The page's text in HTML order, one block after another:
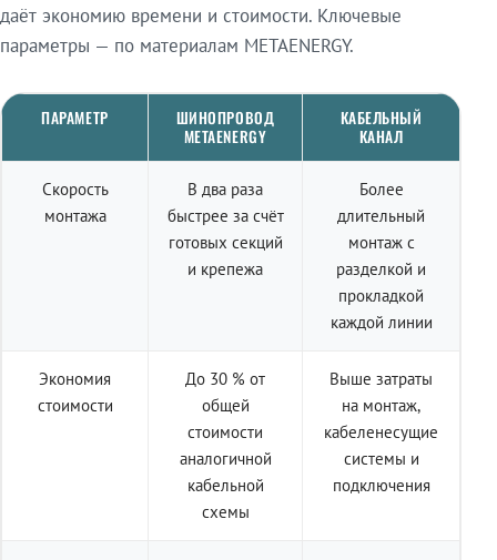
даёт экономию времени и стоимости. Ключевые
параметры — по материалам METAENERGY.
ПАРАМЕТР
ШИНОПРОВОД
METAENERGY
КАБЕЛЬНЫЙ
КАНАЛ
Скорость
монтажа
В два раза
быстрее за счёт
готовых секций
и крепежа
Более
длительный
монтаж с
разделкой и
прокладкой
каждой линии
Экономия
стоимости
До 30 % от
общей
стоимости
аналогичной
кабельной
схемы
Выше затраты
на монтаж,
кабеленесущие
системы и
подключения